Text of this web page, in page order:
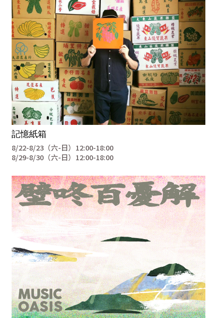
記憶紙箱
8/22-8/23（六-日）12:00-18:00
8/29-8/30（六-日）12:00-18:00